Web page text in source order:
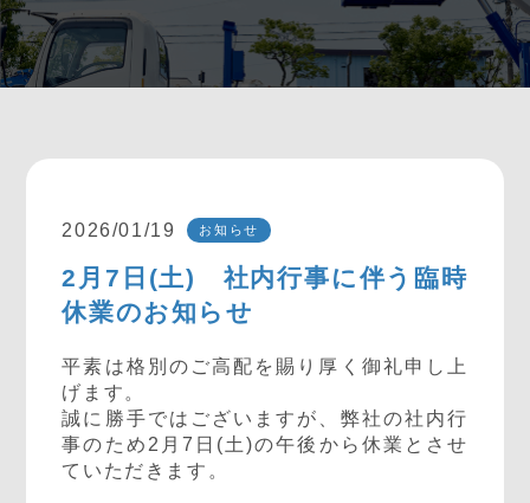
2026/01/19 お知らせ
2月7日(土) 社内行事に伴う臨時
休業のお知らせ
平素は格別のご高配を賜り厚く御礼申し上
げます。
誠に勝手ではございますが、弊社の社内行
事のため2月7日(土)の午後から休業とさせ
ていただきます。